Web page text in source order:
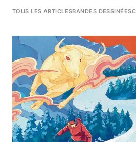
TOUS LES ARTICLESBANDES DESSINÉES